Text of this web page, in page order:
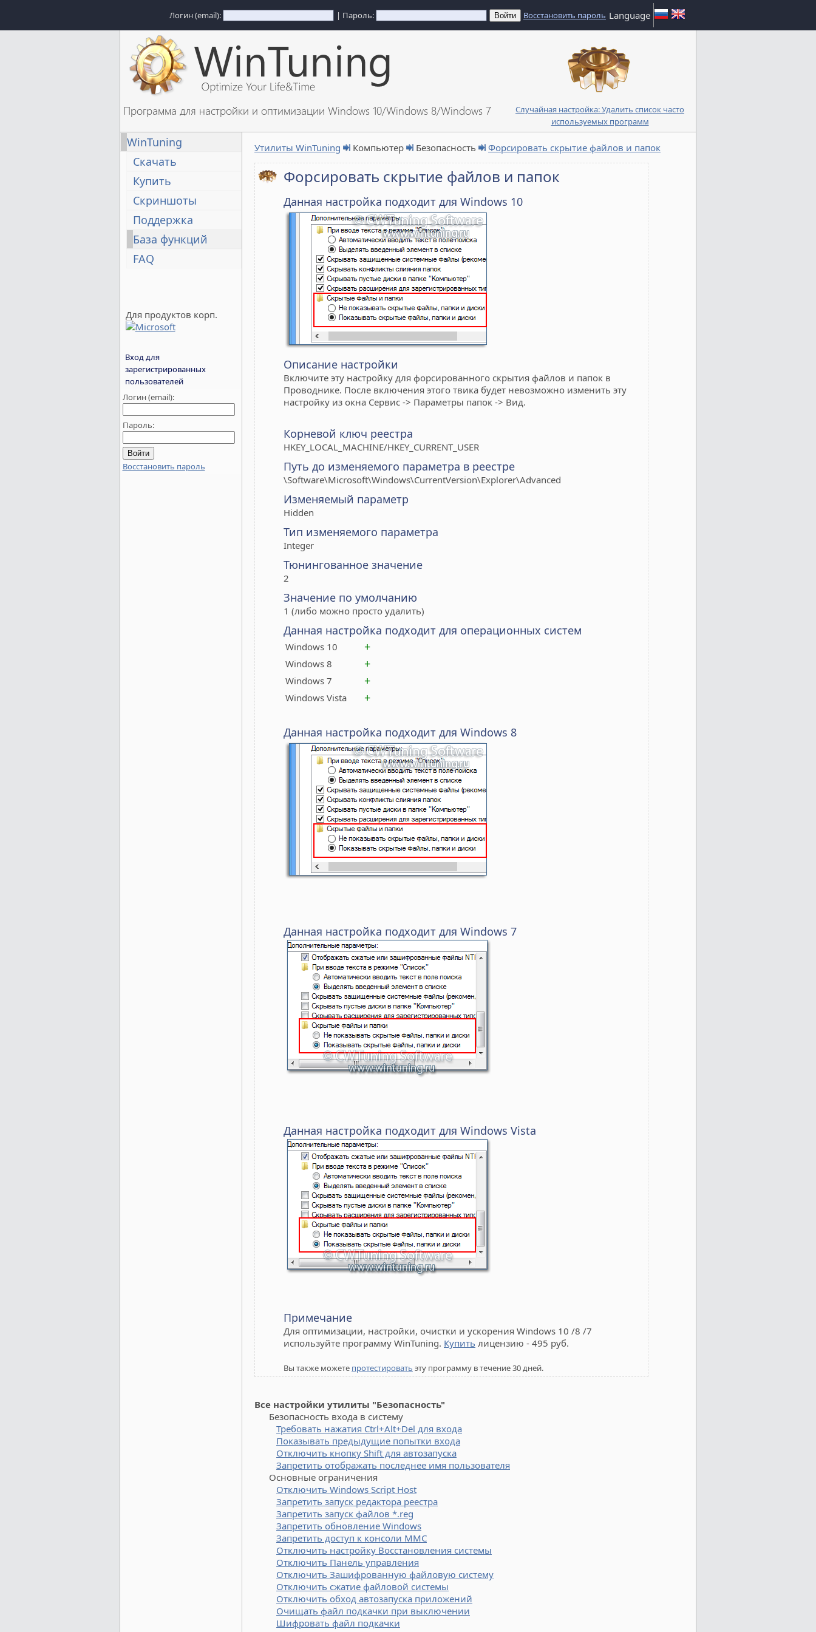
Логин (email): | Пароль: Восстановить пароль Language
Программа для настройки и оптимизации Windows 10/Windows 8/Windows 7
Случайная настройка: Удалить список часто
используемых программ
WinTuning
Скачать
Купить
Скриншоты
Поддержка
База функций
FAQ
Для продуктов корп.
Вход для
зарегистрированных
пользователей
Логин (email):
Пароль:
Восстановить пароль
Утилиты WinTuning Компьютер Безопасность Форсировать скрытие файлов и папок
Форсировать скрытие файлов и папок
Данная настройка подходит для Windows 10
Описание настройки
Включите эту настройку для форсированного скрытия файлов и папок в
Проводнике. После включения этого твика будет невозможно изменить эту
настройку из окна Сервис -> Параметры папок -> Вид.
Корневой ключ реестра
HKEY_LOCAL_MACHINE/HKEY_CURRENT_USER
Путь до изменяемого параметра в реестре
\Software\Microsoft\Windows\CurrentVersion\Explorer\Advanced
Изменяемый параметр
Hidden
Тип изменяемого параметра
Integer
Тюнингованное значение
2
Значение по умолчанию
1 (либо можно просто удалить)
Данная настройка подходит для операционных систем
Windows 10 +
Windows 8 +
Windows 7 +
Windows Vista +
Данная настройка подходит для Windows 8
Данная настройка подходит для Windows 7
Данная настройка подходит для Windows Vista
Примечание
Для оптимизации, настройки, очистки и ускорения Windows 10 /8 /7
используйте программу WinTuning. Купить лицензию - 495 руб.
Вы также можете протестировать эту программу в течение 30 дней.
Все настройки утилиты "Безопасность"
Безопасность входа в систему
Требовать нажатия Ctrl+Alt+Del для входа
Показывать предыдущие попытки входа
Отключить кнопку Shift для автозапуска
Запретить отображать последнее имя пользователя
Основные ограничения
Отключить Windows Script Host
Запретить запуск редактора реестра
Запретить запуск файлов *.reg
Запретить обновление Windows
Запретить доступ к консоли MMC
Отключить настройку Восстановления системы
Отключить Панель управления
Отключить Зашифрованную файловую систему
Отключить сжатие файловой системы
Отключить обход автозапуска приложений
Очищать файл подкачки при выключении
Шифровать файл подкачки